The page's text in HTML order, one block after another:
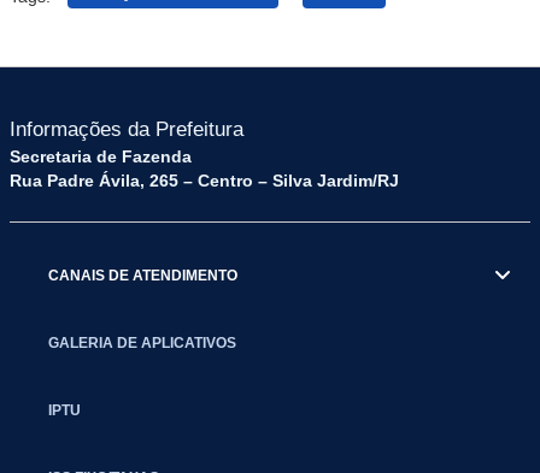
Informações da Prefeitura
Secretaria de Fazenda
Rua Padre Ávila, 265 – Centro – Silva Jardim/RJ
CANAIS DE ATENDIMENTO
GALERIA DE APLICATIVOS
IPTU